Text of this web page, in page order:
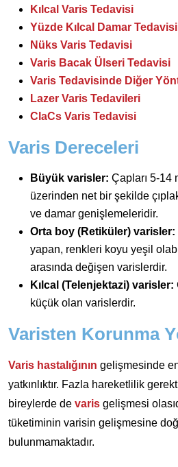
Kılcal Varis Tedavisi
Yüzde Kılcal Damar Tedavisi
Nüks Varis Tedavisi
Varis Bacak Ülseri Tedavisi
Varis Tedavisinde Diğer
Lazer Varis Tedavileri
ClaCs Varis Tedavisi
Varis Dereceleri
Büyük varisler: Çapları 5-14
üzerinden net bir şekilde
ve damar genişlemeleridir.
Orta boy (Retiküler) varisler:
yapan, renkleri koyu yeşil
arasında değişen varislerdir.
Kılcal (Telenjektazi) varisler:
küçük olan varislerdir.
Varisten Korunma
Varis hastalığının gelişmesinde
yatkınlıktır. Fazla hareketlilik
bireylerde de varis gelişmesi
tüketiminin varisin gelişmesine
bulunmamaktadır.